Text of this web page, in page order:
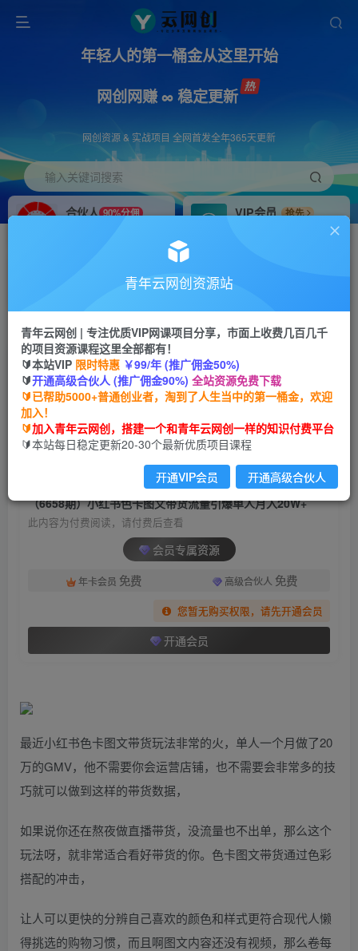
年轻人的第一桶金从这里开始
网创网赚 ∞ 稳定更新
网创资源 & 实战项目 全网首发全年365天更新
输入关键词搜索
合伙人 90%分佣
VIP会员
抢先
搭建同款网站，自己当老板
首页 创业课程 会员专属 正文
（6658期）小红书色卡图文带货流量引爆单人月
入20W+
青年云网创
2年前发布
关注 私信
（6658期）小红书色卡图文带货流量引爆单人月入20W+
此内容为付费阅读，请付费后查看
会员专属资源
年卡会员 免费 高级合伙人 免费
您暂无购买权限，请先开通会员
开通会员
最近小红书色卡图文带货玩法非常的火，单人一个月做了20
万的GMV，他不需要你会运营店铺，也不需要会非常多的技
巧就可以做到这样的带货数据，
如果说你还在熬夜做直播带货，没流量也不出单，那么这个
玩法呀，就非常适合看好带货的你。色卡图文带货通过色彩
搭配的冲击，
让人可以更快的分辨自己喜欢的颜色和样式更符合现代人懒
得挑选的购物习惯，而且啊图文内容还没有视频，那么卷每
青年云网创资源站
青年云网创 | 专注优质VIP网课项目分享，市面上收费几百几千
的项目资源课程这里全部都有！
🔰本站VIP 限时特惠 ￥99/年 (推广佣金50%)
🔰开通高级合伙人 (推广佣金90%) 全站资源免费下载
🔰已帮助5000+普通创业者，淘到了人生当中的第一桶金，欢迎
加入！
🔰加入青年云网创，搭建一个和青年云网创一样的知识付费平台
🔰本站每日稳定更新20-30个最新优质项目课程
开通VIP会员 开通高级合伙人